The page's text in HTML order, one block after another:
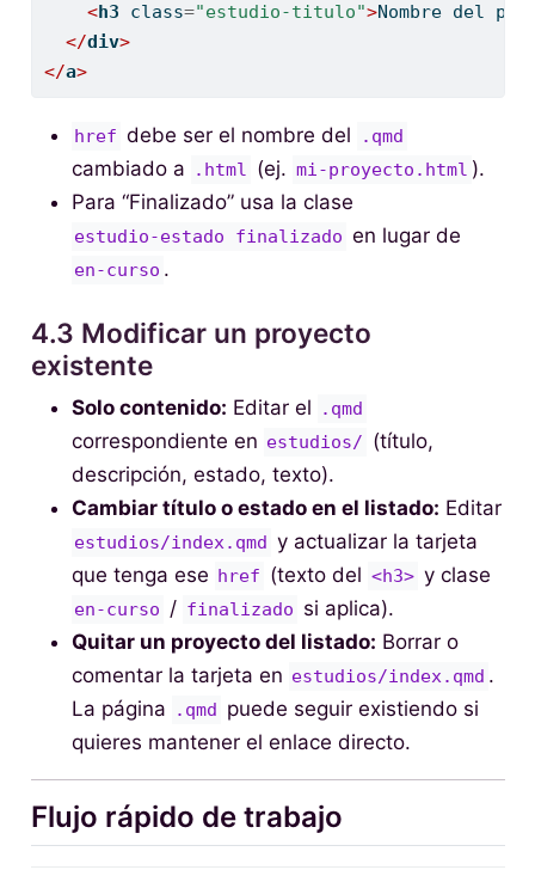
<h3 class="estudio-titulo">Nombre del
</div>
</a>
href debe ser el nombre del .qmd
cambiado a .html (ej. mi-proyecto.html ).
Para “Finalizado” usa la clase
estudio-estado finalizado en lugar de
en-curso .
4.3 Modificar un proyecto
existente
Solo contenido: Editar el .qmd
correspondiente en estudios/ (título,
descripción, estado, texto).
Cambiar título o estado en el listado: Editar
estudios/index.qmd y actualizar la tarjeta
que tenga ese href (texto del <h3> y clase
en-curso / finalizado si aplica).
Quitar un proyecto del listado: Borrar o
comentar la tarjeta en estudios/index.qmd .
La página
.qmd
puede seguir existiendo si
quieres mantener el enlace directo.
Flujo rápido de trabajo